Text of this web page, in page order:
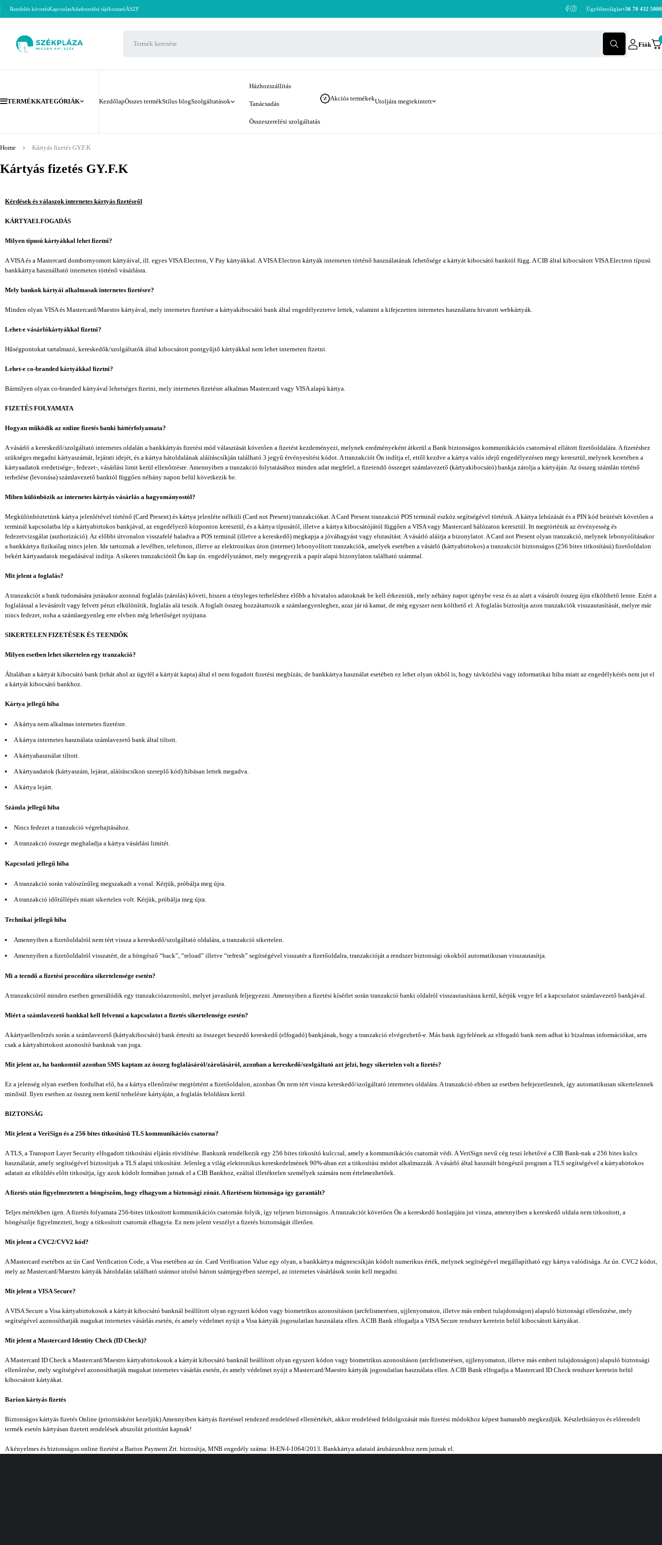
Rendelés követésKapcsolatAdatkezelési tájékoztatóÁSZF Ügyfélszoláglat+36 70 432 5000
Fiók
TERMÉKKATEGÓRIÁK KezdőlapÖsszes termékStílus blogSzolgáltatások
Házhozszállítás
Tanácsadás
Összeszerelési szolgáltatás
Akciós termékekUtoljára megtekintett
Kártyás fizetés GY.F.K
Home Kártyás fizetés GY.F.K
Kérdések és válaszok internetes kártyás fizetésről
KÁRTYAELFOGADÁS
Milyen típusú kártyákkal lehet fizetni?
A VISA és a Mastercard dombornyomott kártyáival, ill. egyes VISA Electron, V Pay kártyákkal. A VISA Electron kártyák interneten történő használatának lehetősége a kártyát kibocsátó banktól függ. A CIB által kibocsátott VISA Electron típusú
bankkártya használható interneten történő vásárlásra.
Mely bankok kártyái alkalmasak internetes fizetésre?
Minden olyan VISA és Mastercard/Maestro kártyával, mely internetes fizetésre a kártyakibocsátó bank által engedélyeztetve lettek, valamint a kifejezetten internetes használatra hivatott webkártyák.
Lehet-e vásárlókártyákkal fizetni?
Hűségpontokat tartalmazó, kereskedők/szolgáltatók által kibocsátott pontgyűjtő kártyákkal nem lehet interneten fizetni.
Lehet-e co-branded kártyákkal fizetni?
Bármilyen olyan co-branded kártyával lehetséges fizetni, mely internetes fizetésre alkalmas Mastercard vagy VISA alapú kártya.
FIZETÉS FOLYAMATA
Hogyan működik az online fizetés banki háttérfolyamata?
A vásárló a kereskedő/szolgáltató internetes oldalán a bankkártyás fizetési mód választását követően a fizetést kezdeményezi, melynek eredményeként átkerül a Bank biztonságos kommunikációs csatornával ellátott fizetőoldalára. A fizetéshez
szükséges megadni kártyaszámát, lejárati idejét, és a kártya hátoldalának aláíráscsíkján található 3 jegyű érvényesítési kódot. A tranzakciót Ön indítja el, ettől kezdve a kártya valós idejű engedélyezésen megy keresztül, melynek keretében a
kártyaadatok eredetisége-, fedezet-, vásárlási limit kerül ellenőrzésre. Amennyiben a tranzakció folytatásához minden adat megfelel, a fizetendő összeget számlavezető (kártyakibocsátó) bankja zárolja a kártyáján. Az összeg számlán történő
terhelése (levonása) számlavezető banktól függően néhány napon belül következik be.
Miben különbözik az internetes kártyás vásárlás a hagyományostól?
Megkülönböztetünk kártya jelenlétével történő (Card Present) és kártya jelenléte nélküli (Card not Present) tranzakciókat. A Card Present tranzakció POS terminál eszköz segítségével történik. A kártya lehúzását és a PIN kód beütését követően a
terminál kapcsolatba lép a kártyabirtokos bankjával, az engedélyező központon keresztül, és a kártya típusától, illetve a kártya kibocsátójától függően a VISA vagy Mastercard hálózaton keresztül. Itt megtörténik az érvényesség és
fedezetvizsgálat (authorizáció). Az előbbi útvonalon visszafelé haladva a POS terminál (illetve a kereskedő) megkapja a jóváhagyást vagy elutasítást. A vásárló aláírja a bizonylatot. A Card not Present olyan tranzakció, melynek lebonyolításakor
a bankkártya fizikailag nincs jelen. Ide tartoznak a levélben, telefonon, illetve az elektronikus úton (internet) lebonyolított tranzakciók, amelyek esetében a vásárló (kártyabirtokos) a tranzakciót biztonságos (256 bites titkosítású) fizetőoldalon
bekért kártyaadatok megadásával indítja. A sikeres tranzakcióról Ön kap ún. engedélyszámot, mely megegyezik a papír alapú bizonylaton található számmal.
Mit jelent a foglalás?
A tranzakciót a bank tudomására jutásakor azonnal foglalás (zárolás) követi, hiszen a tényleges terheléshez előbb a hivatalos adatoknak be kell érkezniük, mely néhány napot igénybe vesz és az alatt a vásárolt összeg újra elkölthető lenne. Ezért a
foglalással a levásárolt vagy felvett pénzt elkülönítik, foglalás alá teszik. A foglalt összeg hozzátartozik a számlaegyenleghez, azaz jár rá kamat, de még egyszer nem költhető el. A foglalás biztosítja azon tranzakciók visszautasítását, melyre már
nincs fedezet, noha a számlaegyenleg erre elvben még lehetőséget nyújtana.
SIKERTELEN FIZETÉSEK ÉS TEENDŐK
Milyen esetben lehet sikertelen egy tranzakció?
Általában a kártyát kibocsátó bank (tehát ahol az ügyfél a kártyát kapta) által el nem fogadott fizetési megbízás; de bankkártya használat esetében ez lehet olyan okból is, hogy távközlési vagy informatikai hiba miatt az engedélykérés nem jut el
a kártyát kibocsátó bankhoz.
Kártya jellegű hiba
A kártya nem alkalmas internetes fizetésre.
A kártya internetes használata számlavezető bank által tiltott.
A kártyahasználat tiltott.
A kártyaadatok (kártyaszám, lejárat, aláíráscsíkon szereplő kód) hibásan lettek megadva.
A kártya lejárt.
Számla jellegű hiba
Nincs fedezet a tranzakció végrehajtásához.
A tranzakció összege meghaladja a kártya vásárlási limitét.
Kapcsolati jellegű hiba
A tranzakció során valószínűleg megszakadt a vonal. Kérjük, próbálja meg újra.
A tranzakció időtúllépés miatt sikertelen volt. Kérjük, próbálja meg újra.
Technikai jellegű hiba
Amennyiben a fizetőoldalról nem tért vissza a kereskedő/szolgáltató oldalára, a tranzakció sikertelen.
Amennyiben a fizetőoldalról visszatért, de a böngésző “back”, “reload” illetve “refresh” segítségével visszatér a fizetőoldalra, tranzakcióját a rendszer biztonsági okokból automatikusan visszautasítja.
Mi a teendő a fizetési procedúra sikertelensége esetén?
A tranzakcióról minden esetben generálódik egy tranzakcióazonosító, melyet javaslunk feljegyezni. Amennyiben a fizetési kísérlet során tranzakció banki oldalról visszautasításra kerül, kérjük vegye fel a kapcsolatot számlavezető bankjával.
Miért a számlavezető bankkal kell felvenni a kapcsolatot a fizetés sikertelensége esetén?
A kártyaellenőrzés során a számlavezető (kártyakibocsátó) bank értesíti az összeget beszedő kereskedő (elfogadó) bankjának, hogy a tranzakció elvégezhető-e. Más bank ügyfelének az elfogadó bank nem adhat ki bizalmas információkat, arra
csak a kártyabirtokost azonosító banknak van joga.
Mit jelent az, ha bankomtól azonban SMS kaptam az összeg foglalásáról/zárolásáról, azonban a kereskedő/szolgáltató azt jelzi, hogy sikertelen volt a fizetés?
Ez a jelenség olyan esetben fordulhat elő, ha a kártya ellenőrzése megtörtént a fizetőoldalon, azonban Ön nem tért vissza kereskedő/szolgáltató internetes oldalára. A tranzakció ebben az esetben befejezetlennek, így automatikusan sikertelennek
minősül. Ilyen esetben az összeg nem kerül terhelésre kártyáján, a foglalás feloldásra kerül.
BIZTONSÁG
Mit jelent a VeriSign és a 256 bites titkosítású TLS kommunikációs csatorna?
A TLS, a Transport Layer Security elfogadott titkosítási eljárás rövidítése. Bankunk rendelkezik egy 256 bites titkosító kulccsal, amely a kommunikációs csatornát védi. A VeriSign nevű cég teszi lehetővé a CIB Bank-nak a 256 bites kulcs
használatát, amely segítségével biztosítjuk a TLS alapú titkosítást. Jelenleg a világ elektronikus kereskedelmének 90%-ában ezt a titkosítási módot alkalmazzák. A vásárló által használt böngésző program a TLS segítségével a kártyabirtokos
adatait az elküldés előtt titkosítja, így azok kódolt formában jutnak el a CIB Bankhoz, ezáltal illetéktelen személyek számára nem értelmezhetőek.
A fizetés után figyelmeztetett a böngészőm, hogy elhagyom a biztonsági zónát. A fizetésem biztonsága így garantált?
Teljes mértékben igen. A fizetés folyamata 256-bites titkosított kommunikációs csatornán folyik, így teljesen biztonságos. A tranzakciót követően Ön a kereskedő honlapjára jut vissza, amennyiben a kereskedő oldala nem titkosított, a
böngészője figyelmezteti, hogy a titkosított csatornát elhagyta. Ez nem jelent veszélyt a fizetés biztonságát illetően.
Mit jelent a CVC2/CVV2 kód?
A Mastercard esetében az ún Card Verification Code, a Visa esetében az ún. Card Verification Value egy olyan, a bankkártya mágnescsíkján kódolt numerikus érték, melynek segítségével megállapítható egy kártya valódisága. Az ún. CVC2 kódot,
mely az Mastercard/Maestro kártyák hátoldalán található számsor utolsó három számjegyében szerepel, az internetes vásárlások során kell megadni.
Mit jelent a VISA Secure?
A VISA Secure a Visa kártyabirtokosok a kártyát kibocsátó banknál beállított olyan egyszeri kódon vagy biometrikus azonosításon (arcfelismerésen, ujjlenyomaton, illetve más emberi tulajdonságon) alapuló biztonsági ellenőrzése, mely
segítségével azonosíthatják magukat internetes vásárlás esetén, és amely védelmet nyújt a Visa kártyák jogosulatlan használata ellen. A CIB Bank elfogadja a VISA Secure rendszer keretein belül kibocsátott kártyákat.
Mit jelent a Mastercard Identity Check (ID Check)?
A Mastercard ID Check a Mastercard/Maestro kártyabirtokosok a kártyát kibocsátó banknál beállított olyan egyszeri kódon vagy biometrikus azonosításon (arcfelismerésen, ujjlenyomaton, illetve más emberi tulajdonságon) alapuló biztonsági
ellenőrzése, mely segítségével azonosíthatják magukat internetes vásárlás esetén, és amely védelmet nyújt a Mastercard/Maestro kártyák jogosulatlan használata ellen. A CIB Bank elfogadja a Mastercard ID Check rendszer keretein belül
kibocsátott kártyákat.
Barion kártyás fizetés
Biztonságos kártyás fizetés Online (prioritásként kezeljük) Amennyiben kártyás fizetéssel rendezed rendelésed ellenértékét, akkor rendelésed feldolgozását más fizetési módokhoz képest hamarabb megkezdjük. Készlethiányos és előrendelt
termék esetén kártyásan fizetett rendelések abszolút prioritást kapnak!
A kényelmes és biztonságos online fizetést a Barion Payment Zrt. biztosítja, MNB engedély száma: H-EN-I-1064/2013. Bankkártya adataid áruházunkhoz nem jutnak el.